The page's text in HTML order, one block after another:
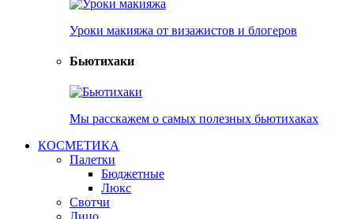
Уроки макияжа от визажистов и блогеров
Бьютихаки
Мы расскажем о самых полезных бьютихаках
КОСМЕТИКА
Палетки
Бюджетные
Люкс
Свотчи